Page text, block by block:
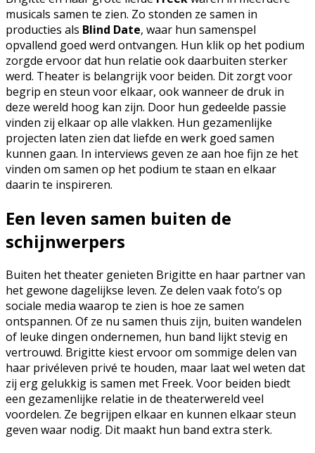
musicals samen te zien. Zo stonden ze samen in
producties als Blind Date, waar hun samenspel
opvallend goed werd ontvangen. Hun klik op het podium
zorgde ervoor dat hun relatie ook daarbuiten sterker
werd. Theater is belangrijk voor beiden. Dit zorgt voor
begrip en steun voor elkaar, ook wanneer de druk in
deze wereld hoog kan zijn. Door hun gedeelde passie
vinden zij elkaar op alle vlakken. Hun gezamenlijke
projecten laten zien dat liefde en werk goed samen
kunnen gaan. In interviews geven ze aan hoe fijn ze het
vinden om samen op het podium te staan en elkaar
daarin te inspireren.
Een leven samen buiten de
schijnwerpers
Buiten het theater genieten Brigitte en haar partner van
het gewone dagelijkse leven. Ze delen vaak foto’s op
sociale media waarop te zien is hoe ze samen
ontspannen. Of ze nu samen thuis zijn, buiten wandelen
of leuke dingen ondernemen, hun band lijkt stevig en
vertrouwd. Brigitte kiest ervoor om sommige delen van
haar privéleven privé te houden, maar laat wel weten dat
zij erg gelukkig is samen met Freek. Voor beiden biedt
een gezamenlijke relatie in de theaterwereld veel
voordelen. Ze begrijpen elkaar en kunnen elkaar steun
geven waar nodig. Dit maakt hun band extra sterk.